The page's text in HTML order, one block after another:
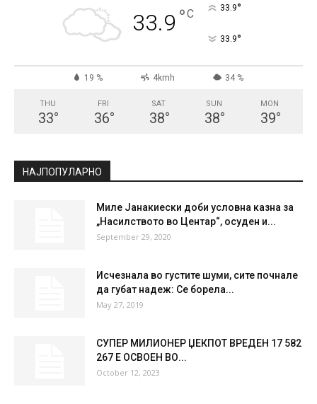
33.9 °C 33.9°
33.9°
19 % 4kmh 34 %
THU
33°
FRI
36°
SAT
38°
SUN
38°
MON
39°
НАЈПОПУЛАРНО
Миле Јанакиески доби условна казна за
„Насилството во Центар“, осуден и...
September 29, 2020
Исчезнала во густите шуми, сите почнале
да губат надеж: Се борела...
May 27, 2019
СУПЕР МИЛИОНЕР ЏЕКПОТ ВРЕДЕН 17 582
267 Е ОСВОЕН ВО...
October 12, 2023